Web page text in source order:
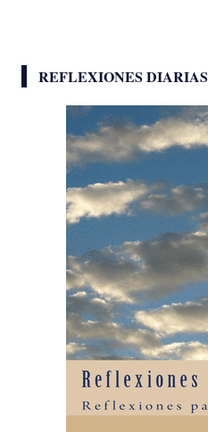
REFLEXIONES DIARIAS